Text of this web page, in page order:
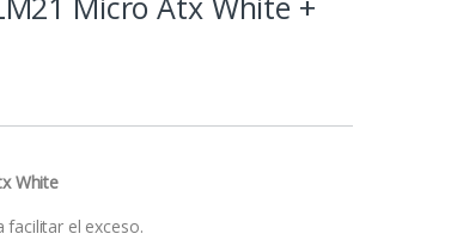
White
facilitar el exceso.